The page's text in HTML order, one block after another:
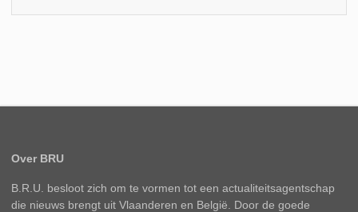
Over BRU
B.R.U. besloot zich om te vormen tot een actualiteitsagentschap
die nieuws brengt uit Vlaanderen en België. Door de goede